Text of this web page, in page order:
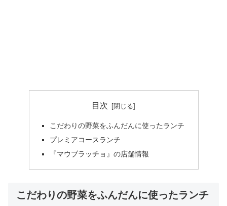
目次
こだわりの野菜をふんだんに使ったランチ
プレミアコースランチ
『マウブラッチョ』の店舗情報
こだわりの野菜をふんだんに使ったランチ